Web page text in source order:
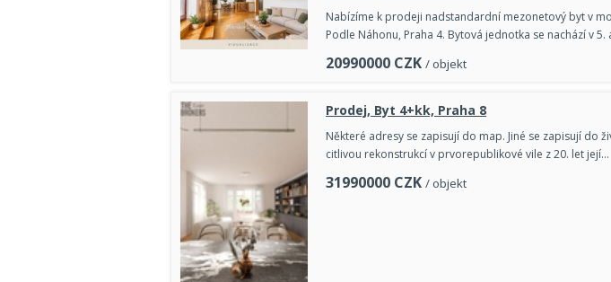
Nabízíme k prodeji nadstandardní mezonetový byt v
Podle Náhonu, Praha 4. Bytová jednotka se nachází v
20990000 CZK / objekt
Prodej, Byt 4+kk, Praha 8
Některé adresy se zapisují do map. Jiné se zapisují do
citlivou rekonstrukcí v prvorepublikové vile z 20. let její…
31990000 CZK / objekt